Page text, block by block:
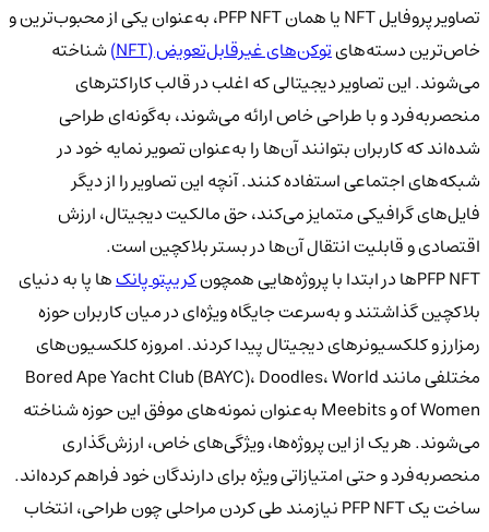
تصاویر پروفایل NFT یا همان PFP NFT، به‌عنوان یکی از محبوب‌ترین و
خاص‌ترین دسته‌هایتوکن‌های غیرقابل‌تعویض (NFT)
شناخته
می‌شوند. این تصاویر دیجیتالی که اغلب در قالب کاراکترهای
منحصربه‌فرد و با طراحی خاص ارائه می‌شوند، به‌گونه‌ای طراحی
شده‌اند که کاربران بتوانند آن‌ها را به‌عنوان تصویر نمایه خود در
شبکه‌های اجتماعی استفاده کنند. آنچه این تصاویر را از دیگر
فایل‌های گرافیکی متمایز می‌کند، حق مالکیت دیجیتال، ارزش
اقتصادی و قابلیت انتقال آن‌ها در بستر بلاکچین است.
PFP NFTها در ابتدا با پروژه‌هایی همچون
کریپتو پانکها پا به دنیای
بلاکچین گذاشتند و به‌سرعت جایگاه ویژه‌ای در میان کاربران حوزه
رمزارز و کلکسیونرهای دیجیتال پیدا کردند. امروزه کلکسیون‌های
مختلفی مانند Bored Ape Yacht Club (BAYC)، Doodles، World
of Women و Meebits به‌عنوان نمونه‌های موفق این حوزه شناخته
می‌شوند. هر یک از این پروژه‌ها، ویژگی‌های خاص، ارزش‌گذاری
منحصربه‌فرد و حتی امتیازاتی ویژه برای دارندگان خود فراهم کرده‌اند.
ساخت یک PFP NFT نیازمند طی کردن مراحلی چون طراحی، انتخاب